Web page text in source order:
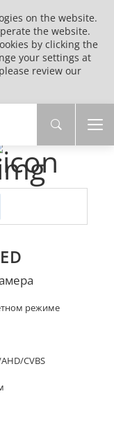
on the website.
the website.
by clicking the
your settings at
review our
режиме
CVBS